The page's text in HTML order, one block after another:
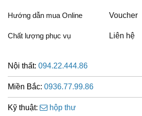
Hướng dẫn mua Online
Chất lượng phục vụ
Voucher
Liên hệ
Nội thất: 094.22.444.86
Miền Bắc: 0936.77.99.86
Kỹ thuật: hộp thư